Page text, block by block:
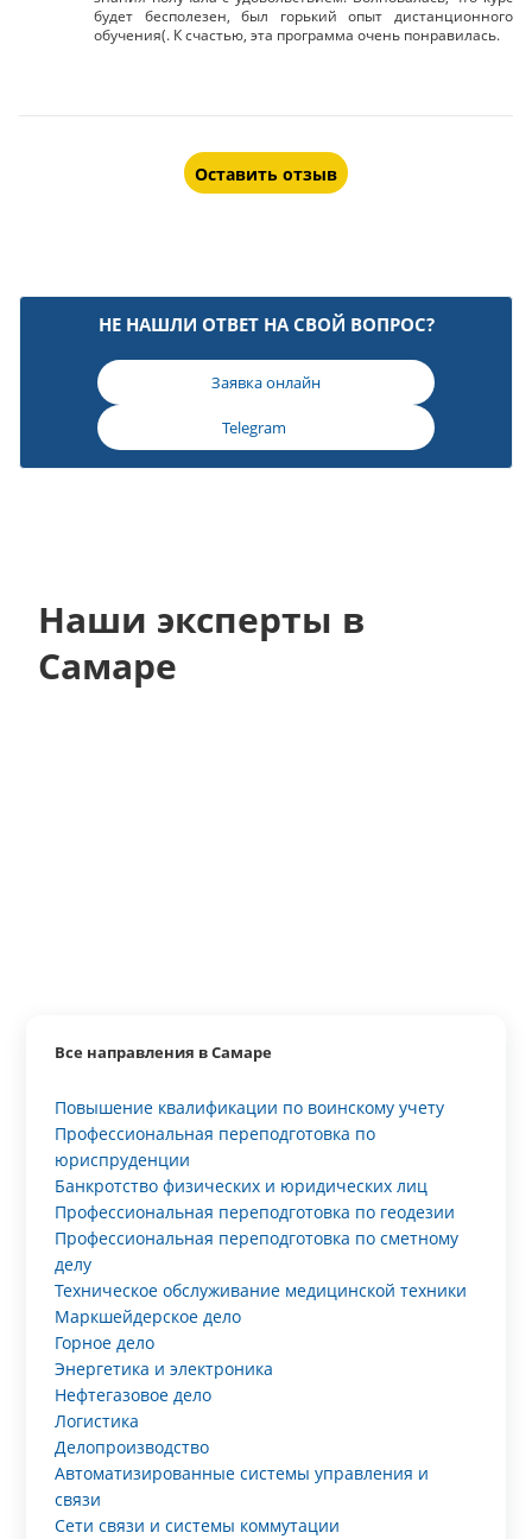
будет бесполезен, был горький опыт дистанционного
обучения(. К счастью, эта программа очень понравилась.
Оставить отзыв
НЕ НАШЛИ ОТВЕТ НА СВОЙ ВОПРОС?
Заявка онлайн
Telegram
Наши эксперты в
Самаре
Все направления в Самаре
Повышение квалификации по воинскому учету
Профессиональная переподготовка по
юриспруденции
Банкротство физических и юридических лиц
Профессиональная переподготовка по геодезии
Профессиональная переподготовка по сметному
делу
Техническое обслуживание медицинской техники
Маркшейдерское дело
Горное дело
Энергетика и электроника
Нефтегазовое дело
Логистика
Делопроизводство
Автоматизированные системы управления и
связи
Сети связи и системы коммутации